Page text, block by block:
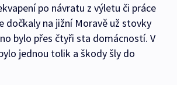
po návratu z výletu či práce
dočkaly na jižní Moravě už stovky
bylo přes čtyři sta domácností. V
jednou tolik a škody šly do